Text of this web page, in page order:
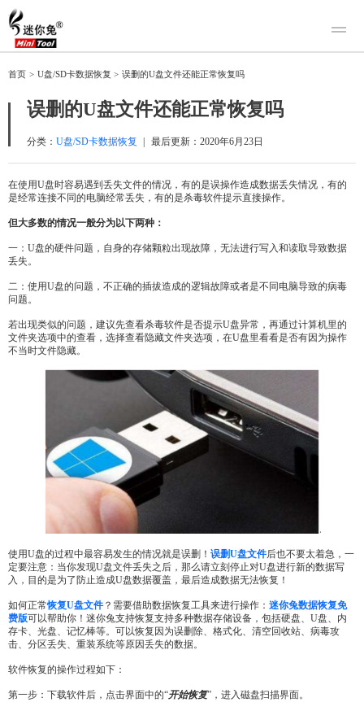
产品
迷你兔分区向导
下载
购买
帮助中心
关于迷你兔
首页 > U盘/SD卡数据恢复 > 误删的U盘文件还能正常恢复吗
误删的U盘文件还能正常恢复吗
分类： U盘/SD卡数据恢复 最后更新： 2020年6月23日
在使用U盘时容易遇到丢失文件的情况，有的是误操作造成数据丢失情况，有的
是经常连接不同的电脑经常丢失，有的是杀毒软件提示直接操作。
但大多数的情况一般分为以下两种：
一：U盘的硬件问题，自身的存储颗粒出现故障，无法进行写入和读取导致数据
丢失。
二：使用U盘的问题，不正确的插拔造成的逻辑故障或者是不同电脑导致的病毒
问题。
若出现类似的问题，建议先查看杀毒软件是否提示U盘异常，再通过计算机里的
文件夹选项中的查看，选择查看隐藏文件夹选项，在U盘里看看是否有因为操作
不当时文件隐藏。
使用U盘的过程中最容易发生的情况就是误删！ 误删U盘文件后也不要太着急，一
定要注意：当你发现U盘文件丢失之后，那么请立刻停止对U盘进行新的数据写
入，目的是为了防止造成U盘数据覆盖，最后造成数据无法恢复！
如何正常恢复U盘文件 ？需要借助数据恢复工具来进行操作： 迷你兔数据恢复免
费版可以帮助你！迷你兔支持恢复支持多种数据存储设备，包括硬盘、U盘、内
存卡、光盘、记忆棒等。可以恢复因为误删除、格式化、清空回收站、病毒攻
击、分区丢失、重装系统等原因丢失的数据。
软件恢复的操作过程如下：
第一步：下载软件后，点击界面中的“开始恢复”，进入磁盘扫描界面。